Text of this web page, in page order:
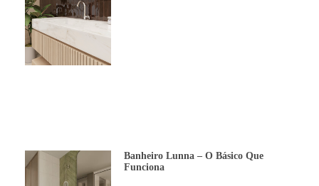
Banheiro Lunna – O Básico Que
Funciona